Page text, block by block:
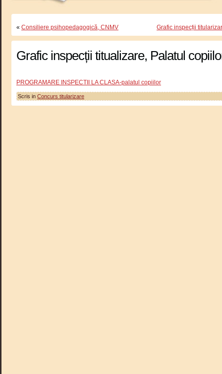
« Consiliere psihopedagogică, CNMV Grafic inspecții
Grafic inspecții titualizare, Palatul
PROGRAMARE INSPECTII LA CLASA-palatul copiilor
Scris in Concurs titularizare